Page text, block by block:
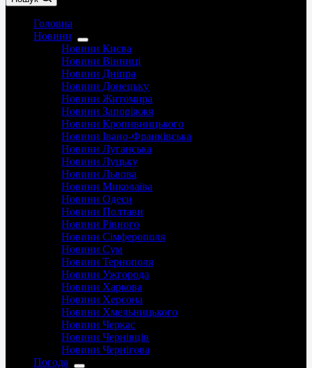
Головна
Новини
Новини Києва
Новини Вінниці
Новини Дніпра
Новини Донецьку
Новини Житомира
Новини Запоріжжя
Новини Кропивницького
Новини Івано-Франківська
Новини Луганська
Новини Луцьку
Новини Львова
Новини Миколаїва
Новини Одеси
Новини Полтави
Новини Рівного
Новини Сімферополя
Новини Сум
Новини Тернополя
Новини Ужгорода
Новини Харкова
Новини Херсона
Новини Хмельницького
Новини Черкас
Новини Чернівців
Новини Чернігова
Погода